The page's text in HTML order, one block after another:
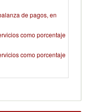
de pagos, en
como porcentaje
como porcentaje